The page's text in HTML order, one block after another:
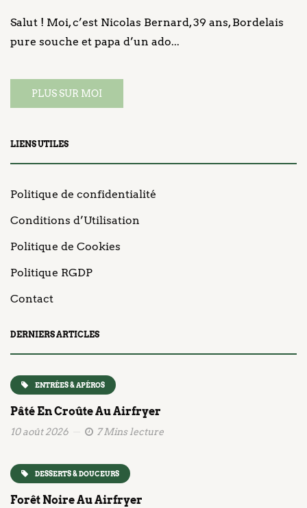
Salut ! Moi, c’est Nicolas Bernard, 39 ans, Bordelais
pure souche et papa d’un ado...
PLUS SUR MOI
LIENS UTILES
Politique de confidentialité
Conditions d’Utilisation
Politique de Cookies
Politique RGDP
Contact
DERNIERS ARTICLES
ENTRÉES & APÉROS
Pâté En Croûte Au Airfryer
10 août 2026 7 Mins lecture
DESSERTS & DOUCEURS
Forêt Noire Au Airfryer